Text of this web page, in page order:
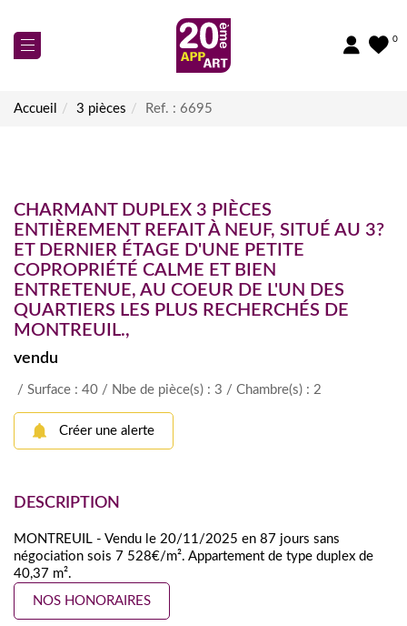
0
À Louer
Commerces
Biens Vendus
NOS ACTIVITÉS
Transaction
Gestion Locative
NOS AGENCES
NOUS CONTACTER
Newsletter
Recrutement
Accueil 3 pièces Ref. : 6695
CHARMANT DUPLEX 3 PIÈCES
ENTIÈREMENT REFAIT À NEUF, SITUÉ AU 3?
ET DERNIER ÉTAGE D'UNE PETITE
COPROPRIÉTÉ CALME ET BIEN
ENTRETENUE, AU COEUR DE L'UN DES
QUARTIERS LES PLUS RECHERCHÉS DE
MONTREUIL.,
vendu
/ Surface : 40 / Nbe de pièce(s) : 3 / Chambre(s) : 2
Créer une alerte
DESCRIPTION
MONTREUIL - Vendu le 20/11/2025 en 87 jours sans
négociation sois 7 528€/m². Appartement de type duplex de
40,37 m².
NOS HONORAIRES